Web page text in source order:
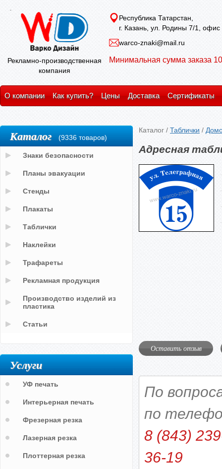
Рекламно-производственная
компания
Республика Татарстан,
г. Казань, ул. Родины 7/1, офис
warco-znaki@mail.ru
Минимальная сумма заказа
О компании Как купить? Цены Доставка Сертификаты
Каталог / Таблички /
Адресная
Оставить отзыв
По
по
8 (843)
36-19
Каталог (9336 товаров)
Знаки безопасности
Планы эвакуации
Стенды
Плакаты
Таблички
Наклейки
Трафареты
Рекламная продукция
Производство изделий из
пластика
Статьи
Услуги
УФ печать
Интерьерная печать
Фрезерная резка
Лазерная резка
Плоттерная резка